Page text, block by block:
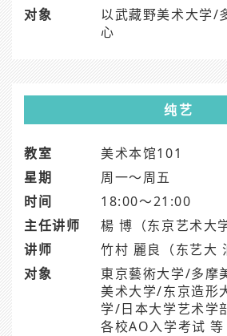
对象
以武藏野美术大学/
心
纯艺
教室
美术本馆101
星期
周一～周五
时间
18:00～21:00
主任讲师
楊 博（东京艺术大
讲师
竹村 麗良（东艺大
对象
東京藝術大学/多摩
美术大学/东京造形
学/日本大学艺术学
各校AO入学考试 等